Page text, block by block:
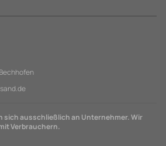
sich ausschließlich an Unternehmer. Wir
Verbrauchern.